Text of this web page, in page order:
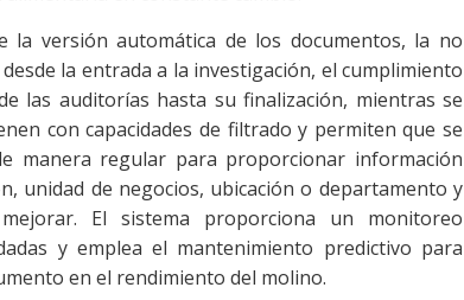
versión automática de los documentos, la no
la entrada a la investigación, el cumplimiento
las auditorías hasta su finalización, mientras se
con capacidades de filtrado y permiten que se
manera regular para proporcionar información
unidad de negocios, ubicación o departamento y
El sistema proporciona un monitoreo
y emplea el mantenimiento predictivo para
en el rendimiento del molino.